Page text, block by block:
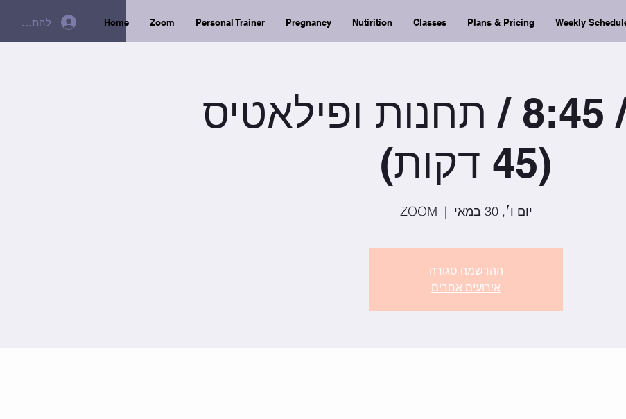
להתחברות Home Zoom Personal Trainer Pregnancy Nutirition Classes Plans & Pricing Weekly
יום ו׳ / 8:45 / תחנות ופילאטיס
(45 דקות)
יום ו׳, 30 במאי
  |
ZOOM
ההרשמה סגורה
אירועים אחרים